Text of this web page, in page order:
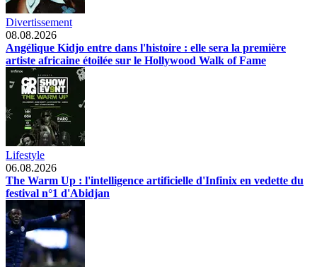
Divertissement
08.08.2026
Angélique Kidjo entre dans l'histoire : elle sera la première
artiste africaine étoilée sur le Hollywood Walk of Fame
Lifestyle
06.08.2026
The Warm Up : l'intelligence artificielle d'Infinix en vedette du
festival n°1 d'Abidjan